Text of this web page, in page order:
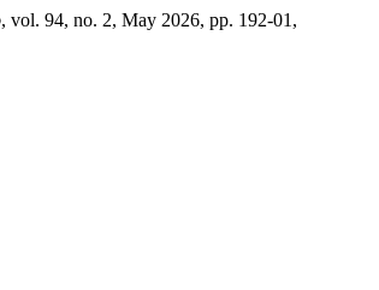
, vol. 94, no. 2, May 2026, pp. 192-01,